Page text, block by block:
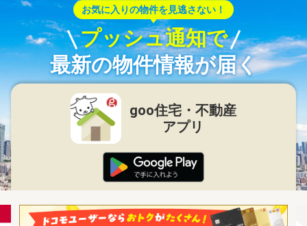
お気に入りの物件を見逃さない！
プッシュ通知で
最新の物件情報が届く
goo住宅・不動産
アプリ